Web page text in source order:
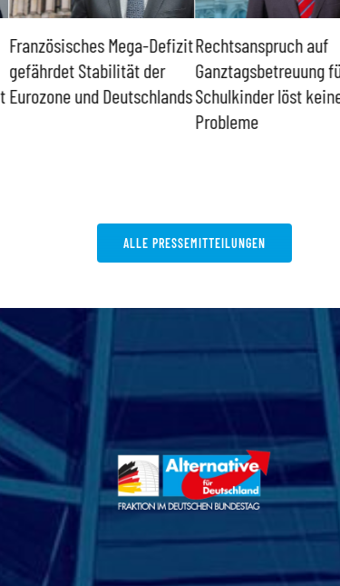
Französisches Mega-Defizit
gefährdet Stabilität der
Eurozone und Deutschlands
Rechtsanspruch auf
Ganztagsbetreuung
Schulkinder löst
Probleme
ALLE PRESSEMITTEILUNGEN